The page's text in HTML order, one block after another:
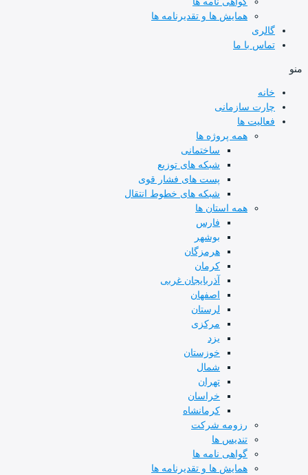
همایش ها و تقدیرنامه ها
گالری
تماس با ما
منو
خانه
چارت سازمانی
فعالیت ها
همه پروژه ها
ساختمانی
شبکه های توزیع
پست های فشار قوی
شبکه های خطوط انتقال
همه استان ها
فارس
بوشهر
هرمزگان
کرمان
آذربایجان غربی
اصفهان
لرستان
مرکزی
یزد
خوزستان
شمال
تهران
خراسان
کرمانشاه
رزومه شرکت
تندیس ها
گواهی نامه ها
همایش ها و تقدیرنامه ها